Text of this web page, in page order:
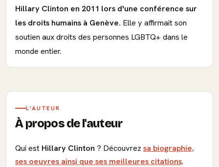
Hillary Clinton en 2011 lors d'une conférence sur
les droits humains à Genève. Elle y affirmait son
soutien aux droits des personnes LGBTQ+ dans le
monde entier.
L'AUTEUR
À propos de l'auteur
Qui est Hillary Clinton ? Découvrez sa biographie,
ses oeuvres ainsi que ses meilleures citations.